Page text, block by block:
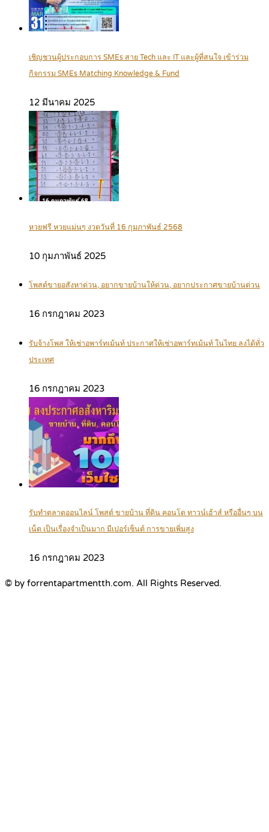
เชิญชวนผู้ประกอบการ SMEs สาย Tech และ IT และผู้ที่สนใจ เข้าร่วม
กิจกรรม SMEs Matching Knowledge & Fund
12 มีนาคม 2025
หวยฟรี หวยแม่นๆ งวดวันที่ 16 กุมภาพันธ์ 2568
10 กุมภาพันธ์ 2025
โพสต์ขายอสังหาด่วน, อยากขายบ้านให้ด่วน, อยากประกาศขายบ้านด่วน
16 กรกฎาคม 2023
รับจ้างโพส ให้เช่าอพาร์ทเม้นท์ ประกาศให้เช่าอพาร์ทเม้นท์ ในไทย ลงได้ทั่ว
ประเทศ
16 กรกฎาคม 2023
รับทำตลาดออนไลน์ โพสต์ ขายบ้าน ที่ดิน คอนโด ทาวน์เฮ้าส์ หรืออื่นๆ บน
เน็ต เป็นเรื่องจำเป็นมาก มีเปอร์เซ็นต์ การขายเพิ่มสูง
16 กรกฎาคม 2023
© by forrentapartmentth.com. All Rights Reserved.